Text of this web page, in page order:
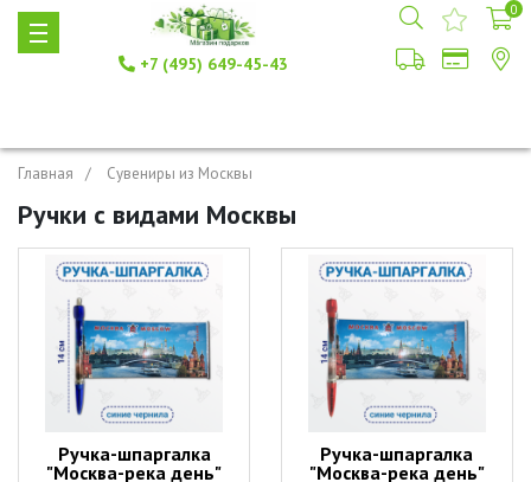
+7 (495) 649-45-43
0
Главная Сувениры из Москвы
Ручки с видами Москвы
Ручка-шпаргалка
"Москва-река день"
Ручка-шпаргалка
"Москва-река день"